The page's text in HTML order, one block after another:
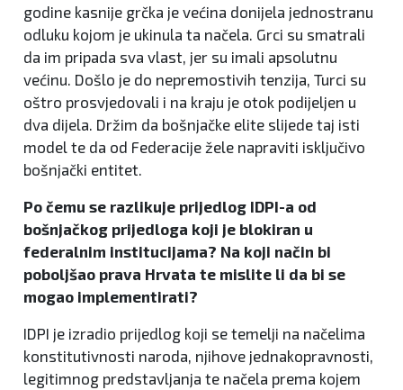
godine kasnije grčka je većina donijela jednostranu
odluku kojom je ukinula ta načela. Grci su smatrali
da im pripada sva vlast, jer su imali apsolutnu
većinu. Došlo je do nepremostivih tenzija, Turci su
oštro prosvjedovali i na kraju je otok podijeljen u
dva dijela. Držim da bošnjačke elite slijede taj isti
model te da od Federacije žele napraviti isključivo
bošnjački entitet.
Po čemu se razlikuje prijedlog IDPI-a od
bošnjačkog prijedloga koji je blokiran u
federalnim institucijama? Na koji način bi
poboljšao prava Hrvata te mislite li da bi se
mogao implementirati?
IDPI je izradio prijedlog koji se temelji na načelima
konstitutivnosti naroda, njihove jednakopravnosti,
legitimnog predstavljanja te načela prema kojem